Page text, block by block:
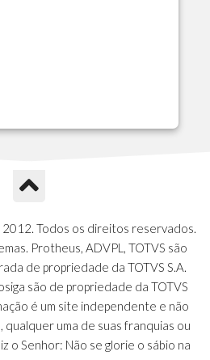
Todos os direitos reservados.
Protheus, ADVPL, TOTVS são
de propriedade da TOTVS S.A.
são de propriedade da TOTVS
é um site independente e não
qualquer uma de suas franquias ou
o Senhor: Não se glorie o sábio na